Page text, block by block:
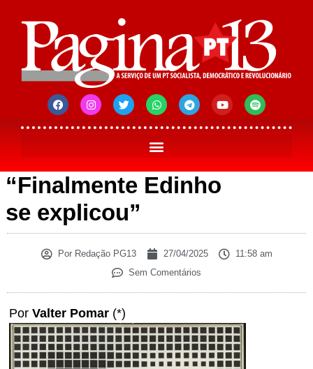
“Finalmente Edinho
se explicou”
PorRedação PG13 27/04/2025
11:58 am
Sem Comentários
Por Valter Pomar (*)